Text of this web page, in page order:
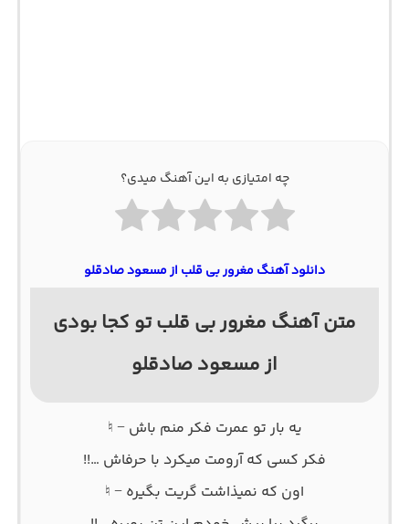
چه امتیازی به این آهنگ میدی؟
دانلود آهنگ مغرور بی قلب از مسعود صادقلو
متن آهنگ مغرور بی قلب تو کجا بودی
از مسعود صادقلو
یه بار تو عمرت فکر منم باش − ♮
فکر کسی که آرومت میکرد با حرفاش …!!
اون که نمیذاشت گریت بگیره − ♮